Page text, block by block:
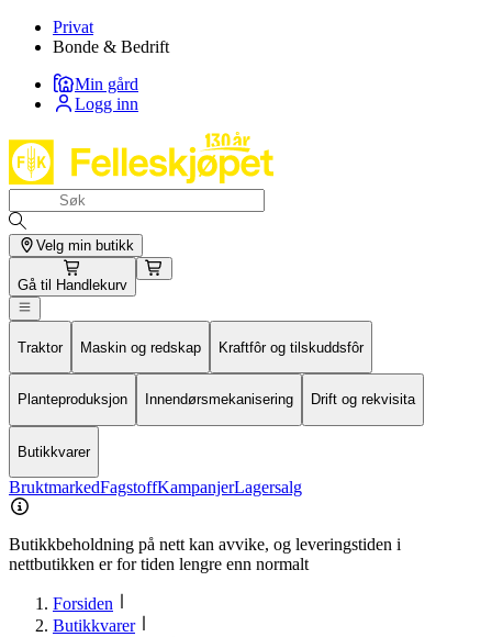
Privat
Bonde & Bedrift
Min gård
Logg inn
Velg min butikk
Gå til Handlekurv
Traktor Maskin og redskap Kraftfôr og tilskuddsfôr
Planteproduksjon Innendørsmekanisering Drift og rekvisita
Butikkvarer
BruktmarkedFagstoffKampanjerLagersalg
Butikkbeholdning på nett kan avvike, og leveringstiden i
nettbutikken er for tiden lengre enn normalt
Forsiden
Butikkvarer